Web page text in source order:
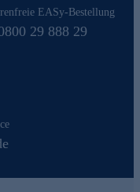
EASy-Bestellung
29 888 29